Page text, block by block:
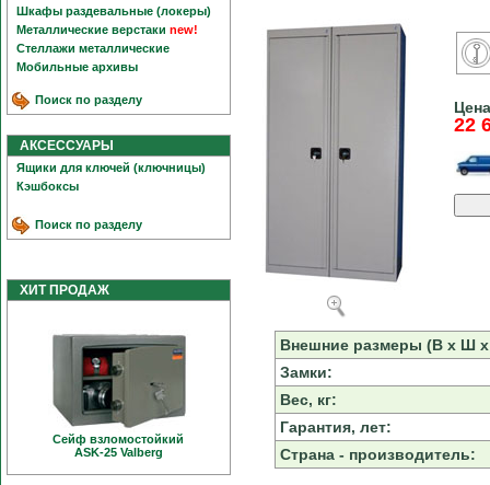
Шкафы раздевальные (локеры)
Металлические верстаки new!
Стеллажи металлические
Мобильные архивы
Поиск по разделу
АКСЕССУАРЫ
Ящики для ключей (ключницы)
Кэшбоксы
Поиск по разделу
ХИТ ПРОДАЖ
Сейф взломостойкий
ASK-25 Valberg
22
Внешние размеры (В х Ш
Замки:
Вес, кг:
Гарантия, лет:
Страна - производитель: